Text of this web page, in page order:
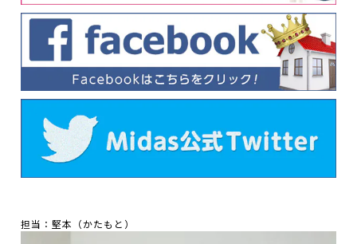
担当：堅本（かたもと）